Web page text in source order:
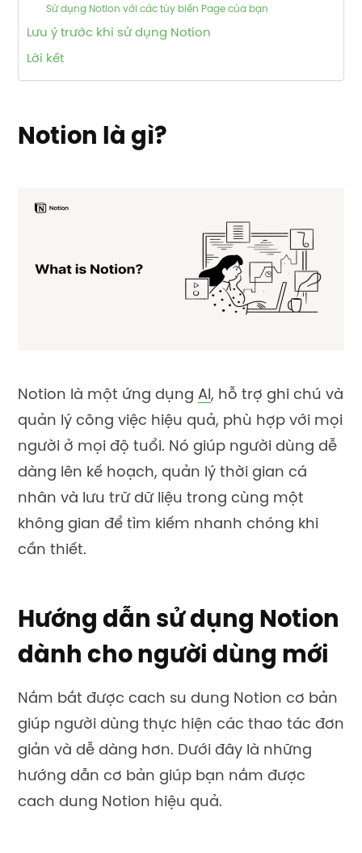
Sử dụng Notion với các tùy biến Page của bạn
Lưu ý trước khi sử dụng Notion
Lời kết
Notion là gì?
Notion là một ứng dụng AI, hỗ trợ ghi chú và
quản lý công việc hiệu quả, phù hợp với mọi
người ở mọi độ tuổi. Nó giúp người dùng dễ
dàng lên kế hoạch, quản lý thời gian cá
nhân và lưu trữ dữ liệu trong cùng một
không gian để tìm kiếm nhanh chóng khi
cần thiết.
Hướng dẫn sử dụng Notion
dành cho người dùng mới
Nắm bắt được cach su dung Notion cơ bản
giúp người dùng thực hiện các thao tác đơn
giản và dễ dàng hơn. Dưới đây là những
hướng dẫn cơ bản giúp bạn nắm được
cach dung Notion hiệu quả.